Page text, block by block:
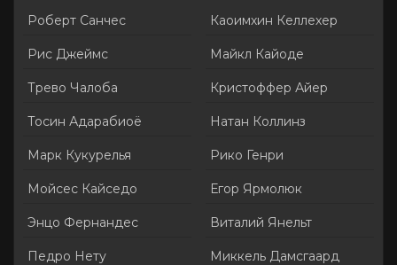
Роберт Санчес
Рис Джеймс
Трево Чалоба
Тосин Адарабиоё
Марк Кукурелья
Мойсес Кайседо
Энцо Фернандес
Педро Нету
Каоимхин Келлехер
Майкл Кайоде
Кристоффер Айер
Натан Коллинз
Рико Генри
Егор Ярмолюк
Виталий Янельт
Миккель Дамсгаард